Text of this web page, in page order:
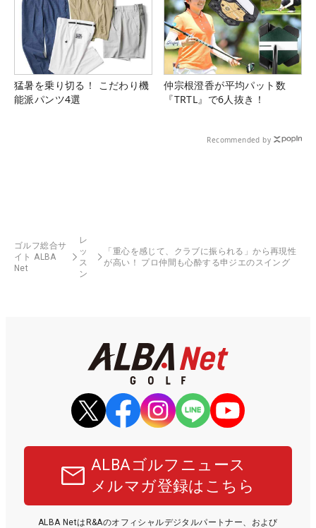
猛暑を乗り切る！ こだわり機
能派パンツ4選
仲宗根澄香が平均パット数
『TRTL』で6人抜き！
Recommended by
ゴルフ総合サ
イト ALBA
Net
レ
ッ
ス
ン
「重心を感じて、クラブに振られる」から再現性
が高い！ プロ仲間も心酔する申ジエのスイング
ALBAゴルフニュース
メルマガ登録はこちら
ALBA NetはR&Aのオフィシャルデジタルパートナー、および